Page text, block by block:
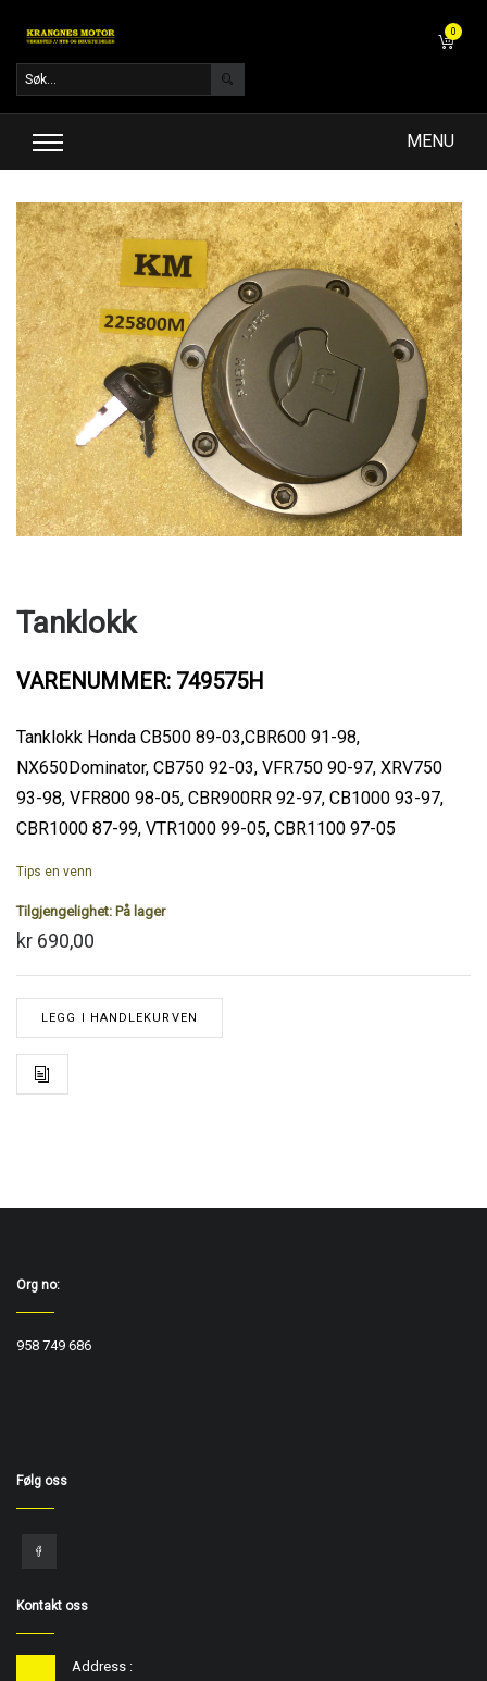
0
MENU
Tanklokk
VARENUMMER: 749575H
Tanklokk Honda CB500 89-03,CBR600 91-98,
NX650Dominator, CB750 92-03, VFR750 90-97, XRV750
93-98, VFR800 98-05, CBR900RR 92-97, CB1000 93-97,
CBR1000 87-99, VTR1000 99-05, CBR1100 97-05
Tips en venn
Tilgjengelighet: På lager
kr 690,00
LEGG I HANDLEKURVEN
Org no:
958 749 686
Følg oss
Kontakt oss
Address :